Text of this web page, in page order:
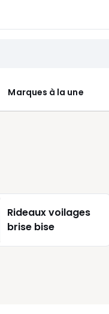
Marques à la une
Rideaux voilages
brise bise